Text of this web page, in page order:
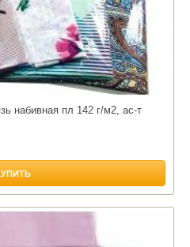
набивная пл 142 г/м2, ас-т